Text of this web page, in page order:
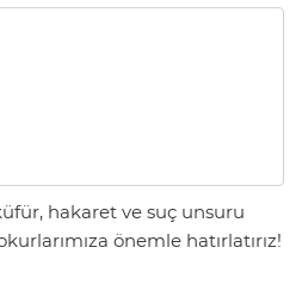
hakaret ve suç unsuru
önemle hatırlatırız!